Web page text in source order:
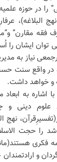
را در حوزه
البلاغه)،
فقه مقارن”
توان ایشان را
نیاز به
در واقع سنت
و خواهد داشت.
با اشاره به
علوم دینی و
نهج
را حجت
فکری
و